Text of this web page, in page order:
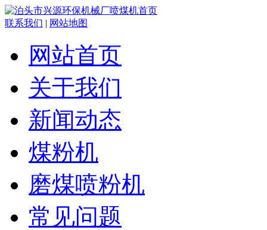
联系我们 | 网站地图
网站首页
关于我们
新闻动态
煤粉机
磨煤喷粉机
常见问题